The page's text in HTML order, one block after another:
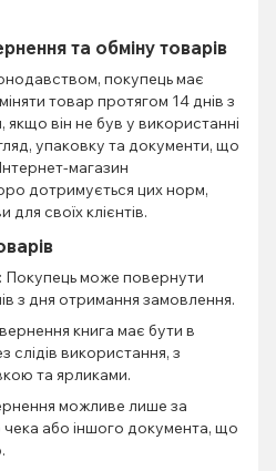
та обміну товарів
покупець має
товар протягом 14 днів з
він не був у використанні
упаковку та документи, що
магазин
дотримується цих норм,
своїх клієнтів.
: Покупець може повернути
з дня отримання замовлення.
книга має бути в
слідів використання, з
та ярликами.
можливе лише за
чека або іншого документа, що